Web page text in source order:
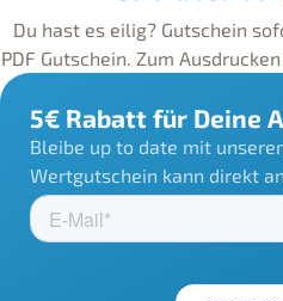
Du hast es eilig? Gutschein
PDF Gutschein. Zum
5€ Rabatt für Deine
Bleibe up to date mit
Wertgutschein kann direkt